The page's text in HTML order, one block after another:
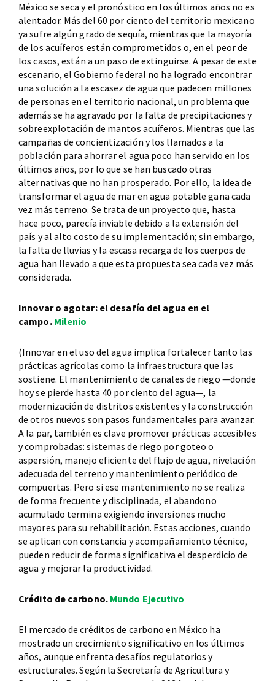
México se seca y el pronóstico en los últimos años no es
alentador. Más del 60 por ciento del territorio mexicano
ya sufre algún grado de sequía, mientras que la mayoría
de los acuíferos están comprometidos o, en el peor de
los casos, están a un paso de extinguirse. A pesar de este
escenario, el Gobierno federal no ha logrado encontrar
una solución a la escasez de agua que padecen millones
de personas en el territorio nacional, un problema que
además se ha agravado por la falta de precipitaciones y
sobreexplotación de mantos acuíferos. Mientras que las
campañas de concientización y los llamados a la
población para ahorrar el agua poco han servido en los
últimos años, por lo que se han buscado otras
alternativas que no han prosperado. Por ello, la idea de
transformar el agua de mar en agua potable gana cada
vez más terreno. Se trata de un proyecto que, hasta
hace poco, parecía inviable debido a la extensión del
país y al alto costo de su implementación; sin embargo,
la falta de lluvias y la escasa recarga de los cuerpos de
agua han llevado a que esta propuesta sea cada vez más
considerada.
Innovar o agotar: el desafío del agua en el
campo. Milenio
(Innovar en el uso del agua implica fortalecer tanto las
prácticas agrícolas como la infraestructura que las
sostiene. El mantenimiento de canales de riego —donde
hoy se pierde hasta 40 por ciento del agua—, la
modernización de distritos existentes y la construcción
de otros nuevos son pasos fundamentales para avanzar.
A la par, también es clave promover prácticas accesibles
y comprobadas: sistemas de riego por goteo o
aspersión, manejo eficiente del flujo de agua, nivelación
adecuada del terreno y mantenimiento periódico de
compuertas. Pero si ese mantenimiento no se realiza
de forma frecuente y disciplinada, el abandono
acumulado termina exigiendo inversiones mucho
mayores para su rehabilitación. Estas acciones, cuando
se aplican con constancia y acompañamiento técnico,
pueden reducir de forma significativa el desperdicio de
agua y mejorar la productividad.
Crédito de carbono. Mundo Ejecutivo
El mercado de créditos de carbono en México ha
mostrado un crecimiento significativo en los últimos
años, aunque enfrenta desafíos regulatorios y
estructurales. Según la Secretaría de Agricultura y